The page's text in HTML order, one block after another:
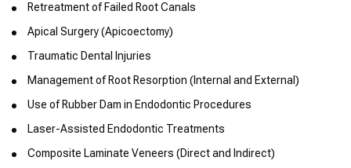
Retreatment of Failed Root Canals
Apical Surgery (Apicoectomy)
Traumatic Dental Injuries
Management of Root Resorption (Internal and External)
Use of Rubber Dam in Endodontic Procedures
Laser-Assisted Endodontic Treatments
Composite Laminate Veneers (Direct and Indirect)